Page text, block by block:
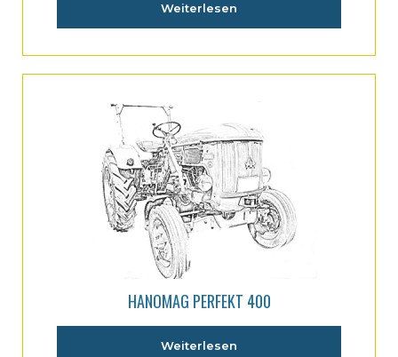
Weiterlesen
HANOMAG PERFEKT 400
Weiterlesen